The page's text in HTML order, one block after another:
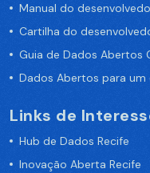
Manual do
Cartilha do
Guia de Dados Abertos
Dados Abertos para um
Links de
Hub de Dados Recife
Inovação Aberta Recife